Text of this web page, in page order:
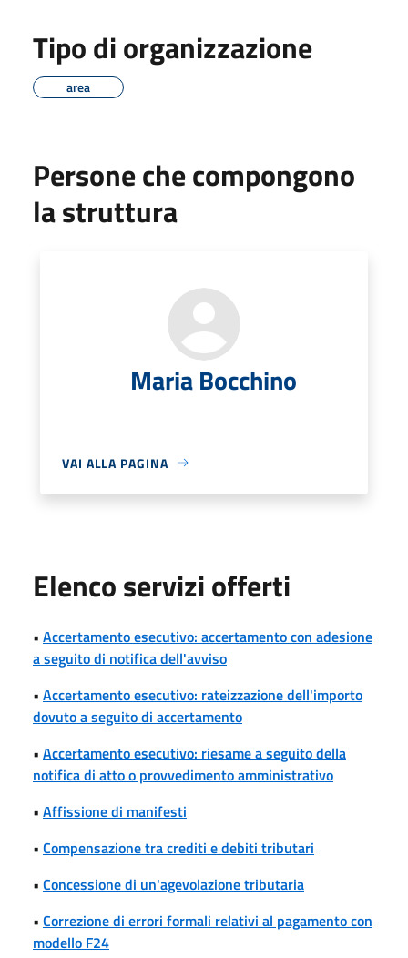
Tipo di organizzazione
area
Persone che compongono
la struttura
Maria Bocchino
VAI ALLA PAGINA
Elenco servizi offerti
• Accertamento esecutivo: accertamento con adesione
a seguito di notifica dell'avviso
• Accertamento esecutivo: rateizzazione dell'importo
dovuto a seguito di accertamento
• Accertamento esecutivo: riesame a seguito della
notifica di atto o provvedimento amministrativo
• Affissione di manifesti
• Compensazione tra crediti e debiti tributari
• Concessione di un'agevolazione tributaria
• Correzione di errori formali relativi al pagamento con
modello F24